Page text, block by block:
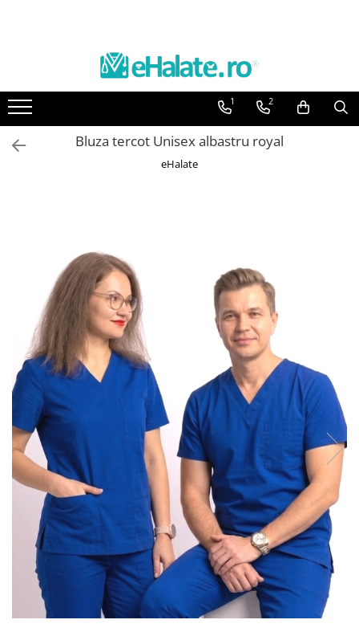
Toate Produsele
Bluze Unisex
Pantaloni Unisex
Costume Unisex
Bluze medicale uni
Halate medicale
Halate Bianca
Bluze Maria
Halate medicale femei
Halate medicale barbati
Halate medicale P2 cu fluturas
Halate medicale cu nasturi
Halate medicale cu fermoar
Halate medicale polar - unisex
Halate medicale albe
Fuste, Sarafane
Sarafane Mira
Fuste medicale
Sarafane medicale
Veste, Jachete
1 2
Bluza tercot Unisex albastru royal
eHalate